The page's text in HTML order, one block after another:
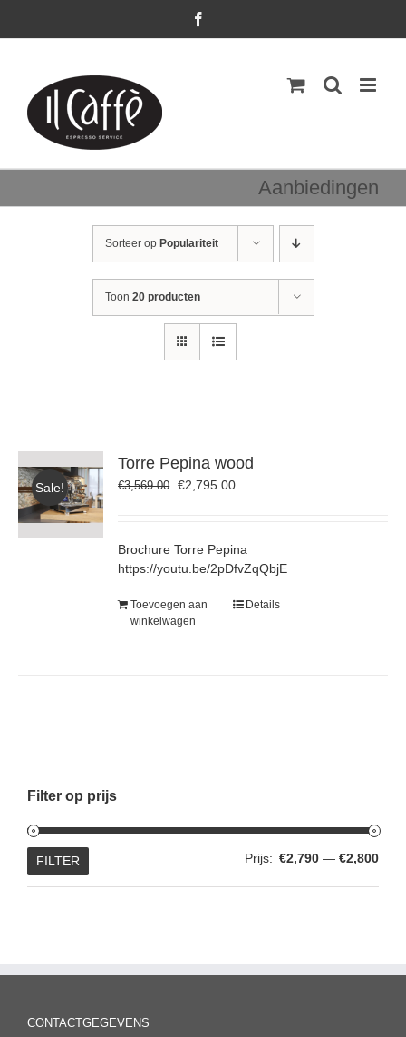
Aanbiedingen
Sorteer op Populariteit
Toon 20 producten
Sale!
Torre Pepina wood
€3,569.00 Oorspronkelijke
€2,795.00Huidige
Brochure Torre Pepina
https://youtu.be/2pDfvZqQbjE
Toevoegen aan
winkelwagen
Details
Filter op prijs
Min.
Max.
FILTER Prijs: €2,790 — €2,800
CONTACTGEGEVENS